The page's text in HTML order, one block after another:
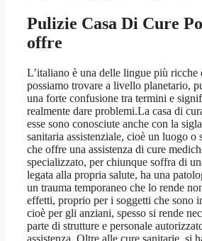
Pulizie Casa Di Cure
offre
L’italiano è una delle lingue più ricche
possiamo trovare a livello planetario,
una forte confusione tra termini e
realmente dare problemi.La casa di
esse sono conosciute anche con la
sanitaria assistenziale, cioè un luogo o
che offre una assistenza di cure
specializzato, per chiunque soffra di
legata alla propria salute, ha una
un trauma temporaneo che lo rende
effetti, proprio per i soggetti che sono
cioè per gli anziani, spesso si rende
parte di strutture e personale
assistenza. Oltre alle cure sanitarie, si